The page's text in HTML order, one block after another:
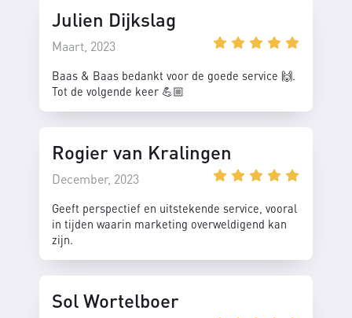
Julien Dijkslag
Maart, 2023
Baas & Baas bedankt voor de goede service 🙌.
Tot de volgende keer 💪🏼
Rogier van Kralingen
December, 2023
Geeft perspectief en uitstekende service, vooral
in tijden waarin marketing overweldigend kan
zijn.
Sol Wortelboer